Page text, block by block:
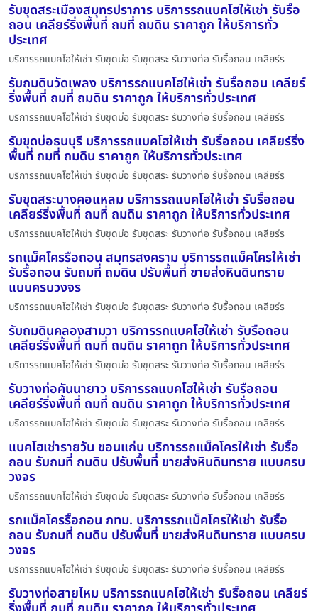
รับขุดสระเมืองสมุทรปราการ บริการรถแบคโฮให้เช่า รับรื้อ
ถอน เคลียร์ริ่งพื้นที่ ถมที่ ถมดิน ราคาถูก ให้บริการทั่ว
ประเทศ
บริการรถแบคโฮให้เช่า รับขุดบ่อ รับขุดสระ รับวางท่อ รับรื้อถอน เคลียร์ร
รับถมดินวัดเพลง บริการรถแบคโฮให้เช่า รับรื้อถอน เคลียร์
ริ่งพื้นที่ ถมที่ ถมดิน ราคาถูก ให้บริการทั่วประเทศ
บริการรถแบคโฮให้เช่า รับขุดบ่อ รับขุดสระ รับวางท่อ รับรื้อถอน เคลียร์ร
รับขุดบ่อธนบุรี บริการรถแบคโฮให้เช่า รับรื้อถอน เคลียร์ริ่ง
พื้นที่ ถมที่ ถมดิน ราคาถูก ให้บริการทั่วประเทศ
บริการรถแบคโฮให้เช่า รับขุดบ่อ รับขุดสระ รับวางท่อ รับรื้อถอน เคลียร์ร
รับขุดสระบางคอแหลม บริการรถแบคโฮให้เช่า รับรื้อถอน
เคลียร์ริ่งพื้นที่ ถมที่ ถมดิน ราคาถูก ให้บริการทั่วประเทศ
บริการรถแบคโฮให้เช่า รับขุดบ่อ รับขุดสระ รับวางท่อ รับรื้อถอน เคลียร์ร
รถแม็คโครรื้อถอน สมุทรสงคราม บริการรถแม็คโครให้เช่า
รับรื้อถอน รับถมที่ ถมดิน ปรับพื้นที่ ขายส่งหินดินทราย
แบบครบวงจร
บริการรถแบคโฮให้เช่า รับขุดบ่อ รับขุดสระ รับวางท่อ รับรื้อถอน เคลียร์ร
รับถมดินคลองสามวา บริการรถแบคโฮให้เช่า รับรื้อถอน
เคลียร์ริ่งพื้นที่ ถมที่ ถมดิน ราคาถูก ให้บริการทั่วประเทศ
บริการรถแบคโฮให้เช่า รับขุดบ่อ รับขุดสระ รับวางท่อ รับรื้อถอน เคลียร์ร
รับวางท่อคันนายาว บริการรถแบคโฮให้เช่า รับรื้อถอน
เคลียร์ริ่งพื้นที่ ถมที่ ถมดิน ราคาถูก ให้บริการทั่วประเทศ
บริการรถแบคโฮให้เช่า รับขุดบ่อ รับขุดสระ รับวางท่อ รับรื้อถอน เคลียร์ร
แบคโฮเช่ารายวัน ขอนแก่น บริการรถแม็คโครให้เช่า รับรื้อ
ถอน รับถมที่ ถมดิน ปรับพื้นที่ ขายส่งหินดินทราย แบบครบ
วงจร
บริการรถแบคโฮให้เช่า รับขุดบ่อ รับขุดสระ รับวางท่อ รับรื้อถอน เคลียร์ร
รถแม็คโครรื้อถอน กทม. บริการรถแม็คโครให้เช่า รับรื้อ
ถอน รับถมที่ ถมดิน ปรับพื้นที่ ขายส่งหินดินทราย แบบครบ
วงจร
บริการรถแบคโฮให้เช่า รับขุดบ่อ รับขุดสระ รับวางท่อ รับรื้อถอน เคลียร์ร
รับวางท่อสายไหม บริการรถแบคโฮให้เช่า รับรื้อถอน เคลียร์